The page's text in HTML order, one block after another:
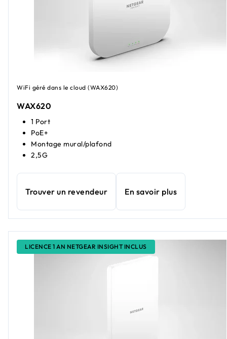
WiFi géré dans le cloud (WAX620)
WAX620
1 Port
PoE+
Montage mural/plafond
2,5G
Trouver un revendeur En savoir plus
LICENCE 1 AN NETGEAR INSIGHT INCLUS